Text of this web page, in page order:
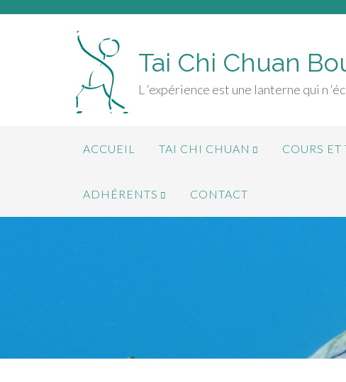
Tai Chi Chuan
L ‘expérience est une lanterne qui n
ACCUEIL TAI CHI CHUAN COURS
ADHÉRENTS CONTACT